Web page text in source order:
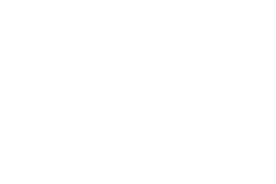
--ignore-not-